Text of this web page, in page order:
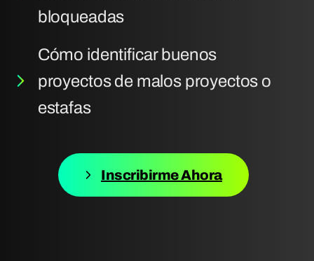
bloqueadas
Cómo identificar buenos
proyectos de malos proyectos o
estafas
Inscribirme Ahora